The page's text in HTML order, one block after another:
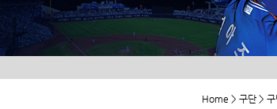
Home > 구단 > 구